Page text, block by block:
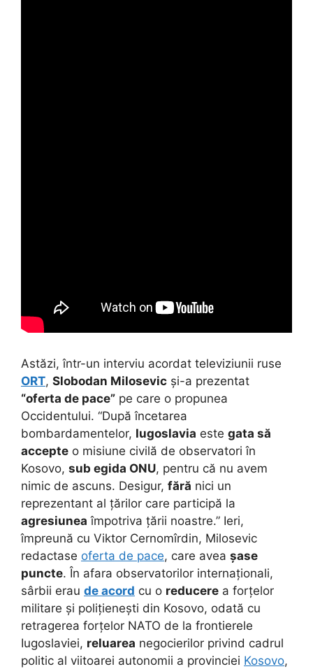
Astăzi, într-un interviu acordat televiziunii ruse
ORT, Slobodan Milosevic și-a prezentat
“oferta de pace” pe care o propunea
Occidentului. “După încetarea
bombardamentelor, Iugoslavia este gata să
accepte o misiune civilă de observatori în
Kosovo, sub egida ONU, pentru că nu avem
nimic de ascuns. Desigur, fără nici un
reprezentant al țărilor care participă la
agresiunea împotriva țării noastre.” Ieri,
împreună cu Viktor Cernomîrdin, Milosevic
redactase oferta de pace, care avea șase
puncte. În afara observatorilor internaționali,
sârbii erau de acord cu o reducere a forțelor
militare și polițienești din Kosovo, odată cu
retragerea forțelor NATO de la frontierele
Iugoslaviei, reluarea negocierilor privind cadrul
politic al viitoarei autonomii a provinciei Kosovo,